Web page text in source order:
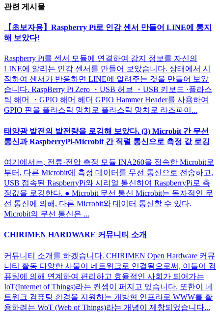
관련 게시물
【초보자용】Raspberry Pi로 인감 센서 만들어 LINE에 통지
해 보았다!
Raspberry Pi를 센서 모듈에 연결하여 감지 정보를 자신의
LINE에 알리는 인감 센서를 만들어 보았습니다. 상태에서 시
작하여 센서가 반응하면 LINE에 알려주는 것을 만들어 보았
습니다. RaspBerry Pi Zero ・USB 허브 ・USB 키보드 ·플라스
틱 해머 ・GPIO 해머 헤더 GPIO Hammer Header를 사용하여
GPIO 핀을 플라스틱 망치로 플라스틱 망치로 라즈파이...
태양광 발전의 발전량을 로깅해 보았다. (3) Microbit 간 무선
통신과 RaspberryPi-Microbit 간 직렬 통신으로 측정 값 로깅
여기에서는, 전류·전압 측정 모듈 INA260을 접속한 Microbit로
부터, 다른 Microbit에 측정 데이터를 무선 통신으로 전송하고,
USB 접속된 RaspberryPi와 시리얼 통신하여 RaspberryPi로 측
정값을 로깅한다. ● Microbit 무선 통신 Microbit는 독자적인 무
선 통신에 의해, 다른 Microbit와 데이터 통신할 수 있다.
Microbit의 무선 통신은 ...
CHIRIMEN HARDWARE 커뮤니티 소개
커뮤니티 소개를 하겠습니다. CHIRIMEN Open Hardware 커뮤
니티 활동 다양한 사물이 네트워크로 연결됨으로써, 이들이 컴
퓨팅에 의해 연계하여 편리하고 효율적인 사회가 되어가는
IoT(Internet of Things)라는 컨셉이 퍼지고 있습니다. 또한이 네
트워크 컴퓨팅 환경을 지원하는 개방형 인프라로 WWW를 활
용하려는 WoT (Web of Things)라는 개념이 제창되었습니다...